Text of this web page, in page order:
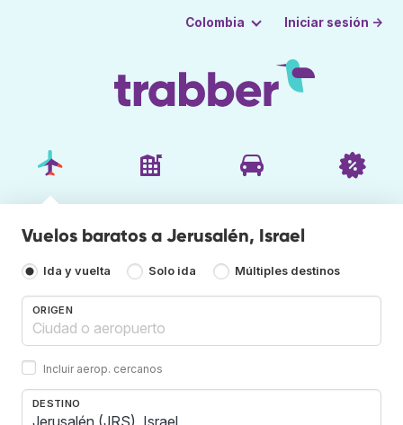
Colombia Iniciar sesión →
Vuelos baratos a Jerusalén, Israel
Ida y vuelta Solo ida Múltiples destinos
ORIGEN
Incluir aerop. cercanos
DESTINO